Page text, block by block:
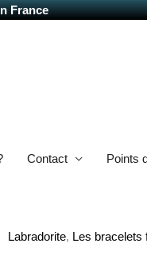
France
Contact
Points
Labradorite, Les bracelets
quantité